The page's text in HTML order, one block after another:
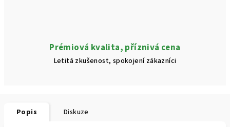
Prémiová kvalita, příznivá cena
Letitá zkušenost, spokojení zákazníci
Popis Diskuze